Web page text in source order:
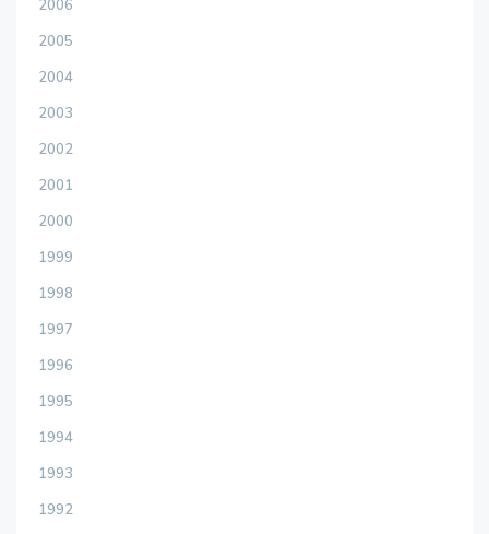
2006
2005
2004
2003
2002
2001
2000
1999
1998
1997
1996
1995
1994
1993
1992